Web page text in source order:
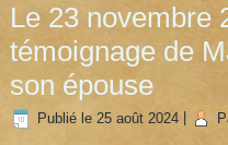
Le 23 novembre
témoignage de
son épouse
Publié le 25 août 2024